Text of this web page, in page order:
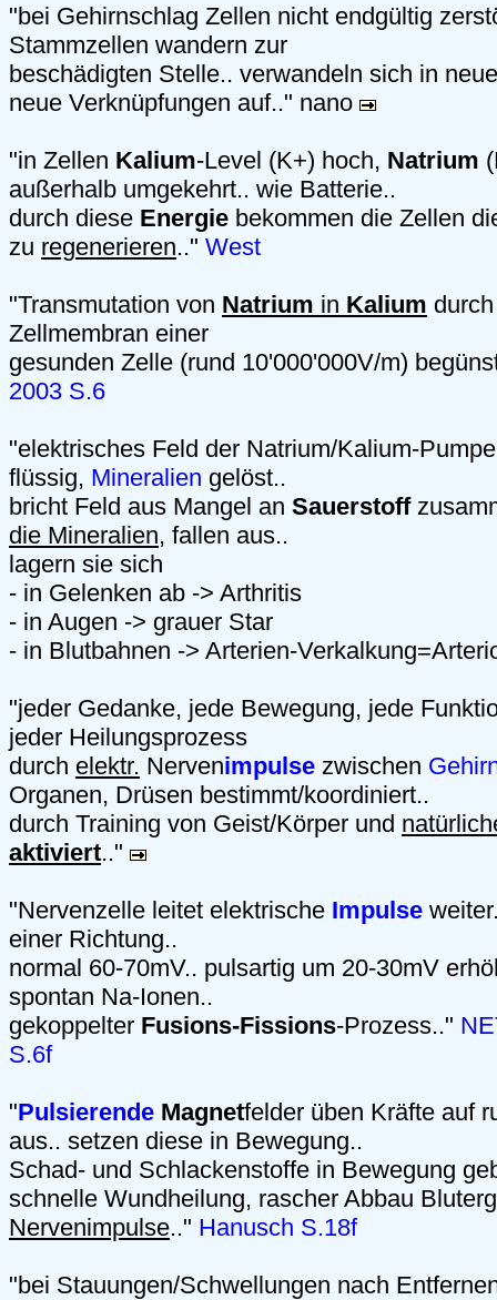
"bei Gehirnschlag Zellen nicht endgültig
Stammzellen wandern zur
beschädigten Stelle.. verwandeln sich in
neue Verknüpfungen auf.." nano
"in Zellen Kalium-Level (K+) hoch, Natrium
außerhalb umgekehrt.. wie Batterie..
durch diese Energie bekommen die Zellen
zu regenerieren.." West
"Transmutation von Natrium in Kalium
Zellmembran einer
gesunden Zelle (rund 10'000'000V/m)
2003 S.6
"elektrisches Feld der Natrium/Kalium-
flüssig, Mineralien gelöst..
bricht Feld aus Mangel an Sauerstoff
die Mineralien, fallen aus..
lagern sie sich
- in Gelenken ab -> Arthritis
- in Augen -> grauer Star
- in Blutbahnen -> Arterien-
"jeder Gedanke, jede Bewegung, jede
jeder Heilungsprozess
durch elektr. Nervenimpulse zwischen
Organen, Drüsen bestimmt/koordiniert..
durch Training von Geist/Körper und
aktiviert.."
"Nervenzelle leitet elektrische Impulse
einer Richtung..
normal 60-70mV.. pulsartig um 20-30mV
spontan Na-Ionen..
gekoppelter Fusions-Fissions-Prozess.."
S.6f
"Pulsierende Magnetfelder üben Kräfte auf
aus.. setzen diese in Bewegung..
Schad- und Schlackenstoffe in Bewegung
schnelle Wundheilung, rascher Abbau
Nervenimpulse.." Hanusch S.18f
"bei Stauungen/Schwellungen nach